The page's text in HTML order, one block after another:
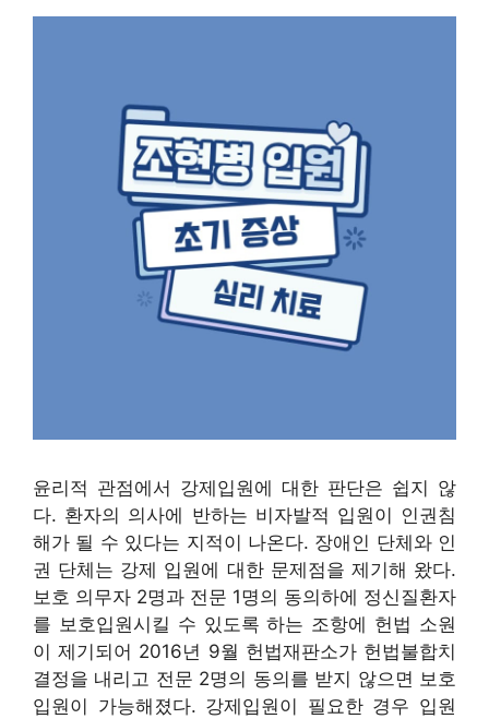
윤리적 관점에서 강제입원에 대한 판단은 쉽지 않
다. 환자의 의사에 반하는 비자발적 입원이 인권침
해가 될 수 있다는 지적이 나온다. 장애인 단체와 인
권 단체는 강제 입원에 대한 문제점을 제기해 왔다.
보호 의무자 2명과 전문 1명의 동의하에 정신질환자
를 보호입원시킬 수 있도록 하는 조항에 헌법 소원
이 제기되어 2016년 9월 헌법재판소가 헌법불합치
결정을 내리고 전문 2명의 동의를 받지 않으면 보호
입원이 가능해졌다. 강제입원이 필요한 경우 입원